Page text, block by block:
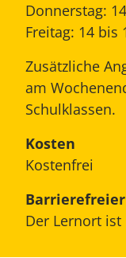
Donnerstag:
Freitag: 14 bis
Zusätzliche
am
Schulklassen.
Kosten
Kostenfrei
Barrierefreier
Der Lernort